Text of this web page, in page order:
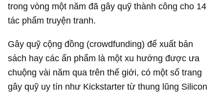
trong vòng một năm đã gây quỹ thành công cho 14
tác phẩm truyện tranh.
Gây quỹ cộng đồng (crowdfunding) để xuất bản
sách hay các ấn phẩm là một xu hướng được ưa
chuộng vài năm qua trên thế giới, có một số trang
gây quỹ uy tín như Kickstarter từ thung lũng Silicon